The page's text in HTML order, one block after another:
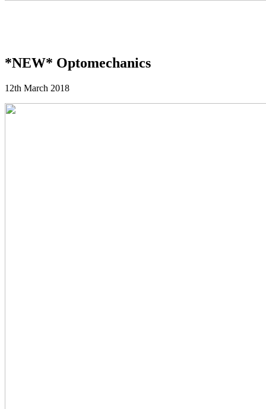
*NEW* Optomechanics
12th March 2018